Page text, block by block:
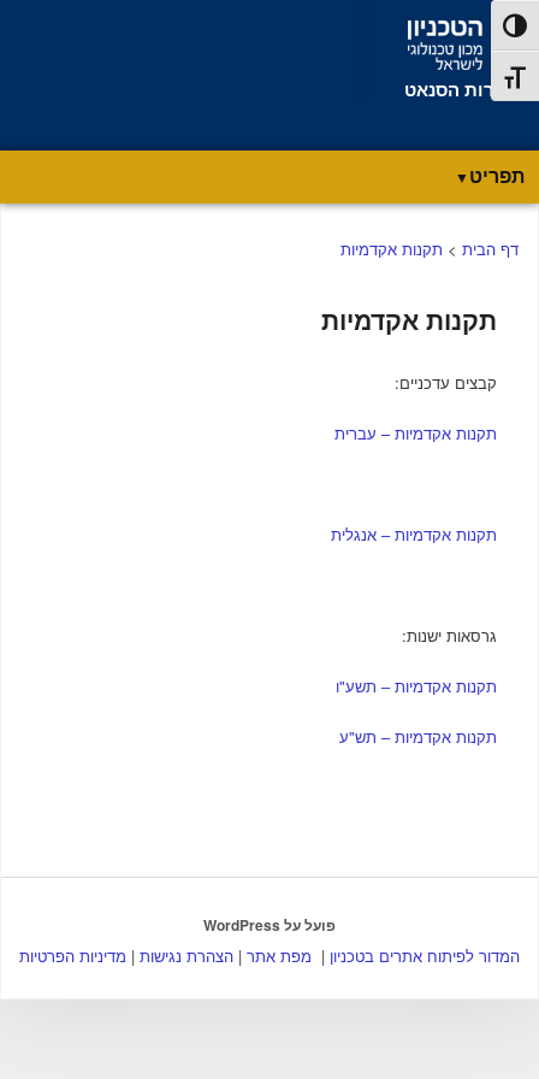
דלג לתוכן
דלג לניווט
הפעל/כבה ניגודיות גבוהה
מתג גודל גופן
מזכירות הסנאט
תפריט
תפריט
ראשי
דף הבית> תקנות אקדמיות
תקנות אקדמיות
קבצים עדכניים:
תקנות אקדמיות – עברית
תקנות אקדמיות – אנגלית
גרסאות ישנות:
תקנות אקדמיות – תשע"ו
תקנות אקדמיות – תש"ע
פועל על WordPress
המדור לפיתוח אתרים בטכניון | מפת אתר | הצהרת נגישות | מדיניות הפרטיות